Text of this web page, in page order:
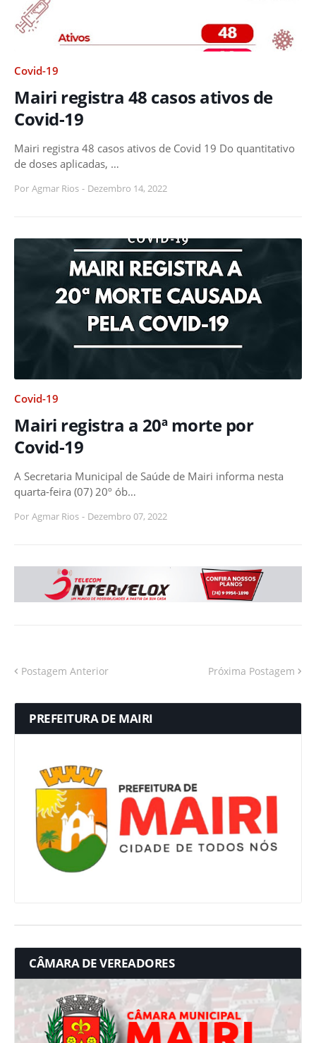
Covid-19
Mairi registra 48 casos ativos de
Covid-19
Mairi registra 48 casos ativos de Covid 19 Do quantitativo
de doses aplicadas, …
Por Agmar Rios - Dezembro 14, 2022
Covid-19
Mairi registra a 20ª morte por
Covid-19
A Secretaria Municipal de Saúde de Mairi informa nesta
quarta-feira (07) 20º ób…
Por Agmar Rios - Dezembro 07, 2022
Postagem Anterior Próxima Postagem
PREFEITURA DE MAIRI
CÂMARA DE VEREADORES